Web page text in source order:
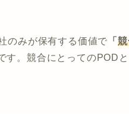
のみが保有する価値で 「
す。競合にとってのPOD